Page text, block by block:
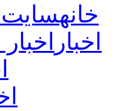
خانهسایت
اخبار